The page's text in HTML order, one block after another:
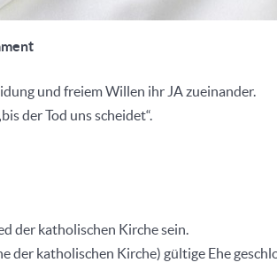
und freiem Willen ihr JA zueinander.
der Tod uns scheidet“.
der katholischen Kirche sein.
der katholischen Kirche) gültige Ehe